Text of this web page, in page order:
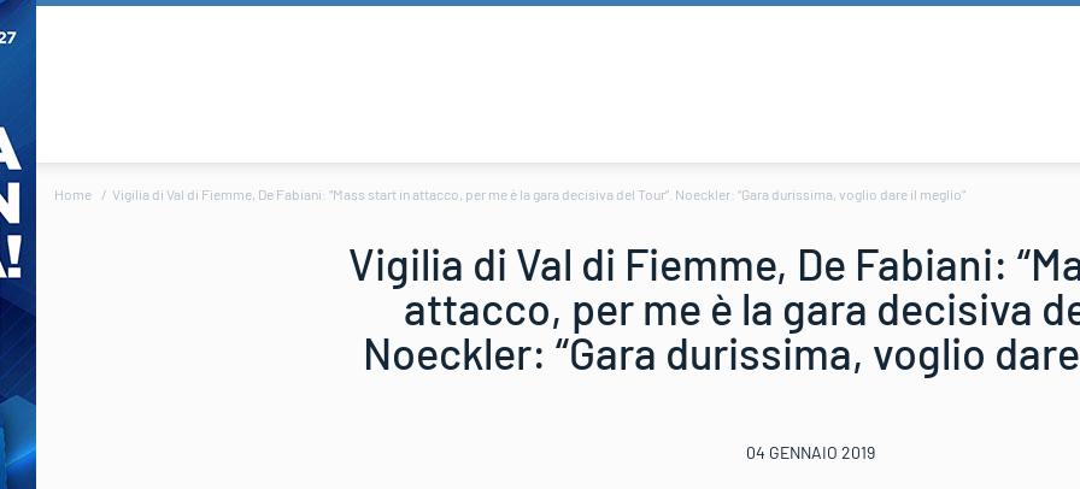
Home Vigilia di Val di Fiemme, De Fabiani: “Mass start in attacco, per me è la gara decisiva del Tour”. Noeckler: “Gara durissima, voglio dare il meglio”
Vigilia di Val di Fiemme, De Fabiani:
attacco, per me è la gara decisiva
Noeckler: “Gara durissima, voglio
04 GENNAIO 2019